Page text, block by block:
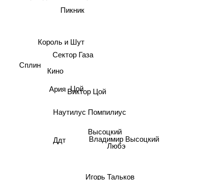
Игорь Тальков
Высоцкий
Владимир Высоцкий
Наутилус Помпилиус
Виктор Цой
Любэ
Цой
Сектор Газа
Ддт
Ария
Кино
Король и Шут
Пикник
Сплин